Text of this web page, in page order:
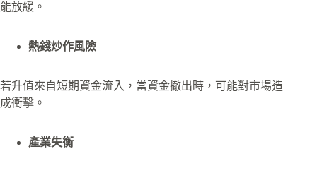
能放緩。
熱錢炒作風險
若升值來自短期資金流入，當資金撤出時，可能對市場造
成衝擊。
產業失衡